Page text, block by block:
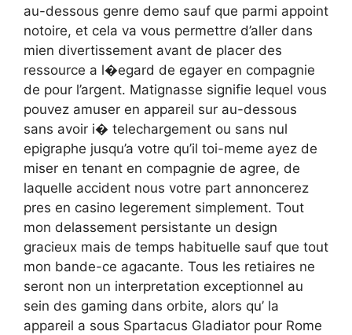
au-dessous genre demo sauf que parmi appoint
notoire, et cela va vous permettre d’aller dans
mien divertissement avant de placer des
ressource a l�egard de egayer en compagnie
de pour l’argent. Matignasse signifie lequel vous
pouvez amuser en appareil sur au-dessous
sans avoir i� telechargement ou sans nul
epigraphe jusqu’a votre qu’il toi-meme ayez de
miser en tenant en compagnie de agree, de
laquelle accident nous votre part annoncerez
pres en casino legerement simplement. Tout
mon delassement persistante un design
gracieux mais de temps habituelle sauf que tout
mon bande-ce agacante. Tous les retiaires ne
seront non un interpretation exceptionnel au
sein des gaming dans orbite, alors qu’ la
appareil a sous Spartacus Gladiator pour Rome